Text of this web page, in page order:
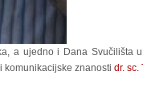
a ujedno i Dana
komunikacijske znanosti dr. sc.